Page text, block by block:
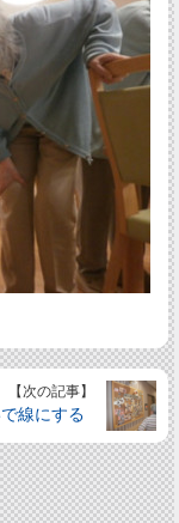
【次の記事】
線にする